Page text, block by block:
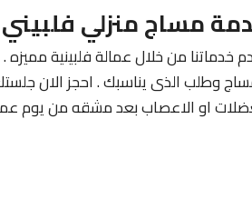
مساج منزلي
خدماتنا من خلال عمالة فلبينية مميزه
وطلب الذى يناسبك . احجز الان
او الاعصاب بعد مشقه من يوم